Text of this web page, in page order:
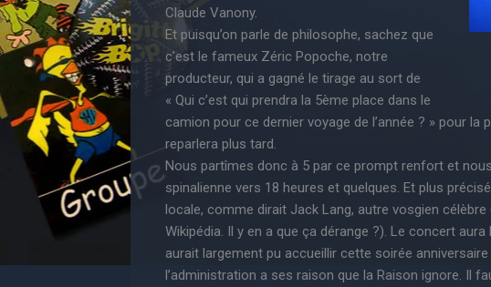
Claude Vanony.
Et puisqu’on parle de philosophe, sachez que
c’est le fameux Zéric Popoche, notre
producteur, qui a gagné le tirage au sort de
« Qui c’est qui prendra la 5ème place dans le
camion pour ce dernier voyage de l’année ? » pour la
reparlera plus tard.
Nous partîmes donc à 5 par ce prompt renfort et
spinalienne vers 18 heures et quelques. Et plus
locale, comme dirait Jack Lang, autre vosgien
Wikipédia. Il y en a que ça dérange ?). Le concert
aurait largement pu accueillir cette soirée
l’administration a ses raison que la Raison ignore. Il